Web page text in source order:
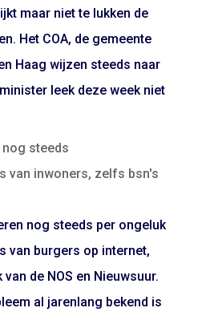
maar niet te lukken de
Het COA, de gemeente
Haag wijzen steeds naar
leek deze week niet
nog steeds
van inwoners, zelfs bsn's
nog steeds per ongeluk
van burgers op internet,
de NOS en Nieuwsuur.
al jarenlang bekend is